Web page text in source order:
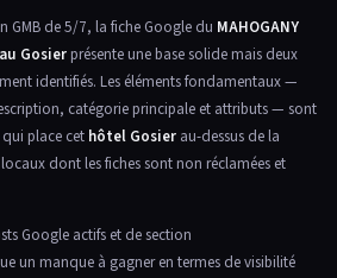
GMB de 5/7, la fiche Google du MAHOGANY
au Gosier présente une base solide mais deux
identifiés. Les éléments fondamentaux —
catégorie principale et attributs — sont
place cet hôtel Gosier au-dessus de la
dont les fiches sont non réclamées et
Google actifs et de section
un manque à gagner en termes de visibilité